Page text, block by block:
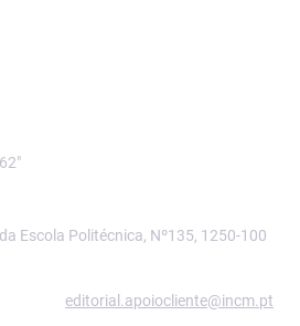
Escola Politécnica, Nº135, 1250-100
editorial.apoiocliente@incm.pt